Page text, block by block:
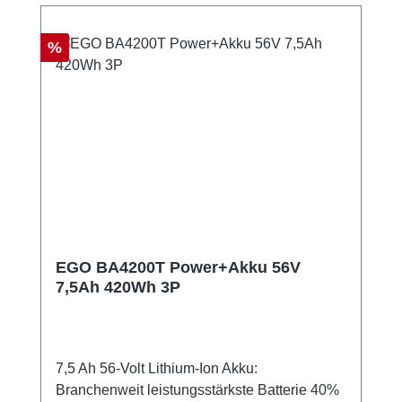
Rabatt
%
EGO BA4200T Power+Akku 56V
7,5Ah 420Wh 3P
7,5 Ah 56-Volt Lithium-Ion Akku:
Branchenweit leistungsstärkste Batterie 40%